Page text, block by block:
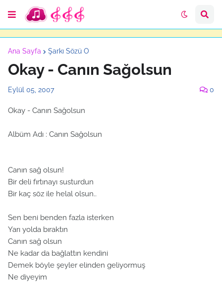
Ana Sayfa Şarkı Sözü O
Okay - Canın Sağolsun
Eylül 05, 2007 0
Okay - Canın Sağolsun
Albüm Adı : Canın Sağolsun
Canın sağ olsun!
Bir deli fırtınayı susturdun
Bir kaç söz ile helal olsun..
Sen beni benden fazla isterken
Yarı yolda bıraktın
Canın sağ olsun
Ne kadar da bağlattın kendini
Demek böyle şeyler elinden geliyormuş
Ne diyeyim